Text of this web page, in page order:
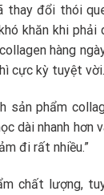
thay đổi thói
khăn khi phải
hàng
cực kỳ tuyệt
sản phẩm
dài nhanh hơn
đi rất nhiều.”
chất lượng,